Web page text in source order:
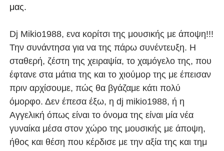
μας.
Dj Μikio1988, ενα κορίτσι της μουσικής με άποψη!!!
Την συνάντησα για να της πάρω συνέντευξη. Η
σταθερή, ζέστη της χειραψία, το χαμόγελο της, που
έφτανε στα μάτια της και το χιούμορ της με έπεισαν
πριν αρχίσουμε, πώς θα βγάζαμε κάτι πολύ
όμορφο. Δεν έπεσα έξω, η dj mikio1988, ή η
Αγγελική όπως είναι το όνομα της είναι μία νέα
γυναίκα μέσα στον χώρο της μουσικής με άποψη,
ήθος και θέση που κέρδισε με την αξία της και τημ